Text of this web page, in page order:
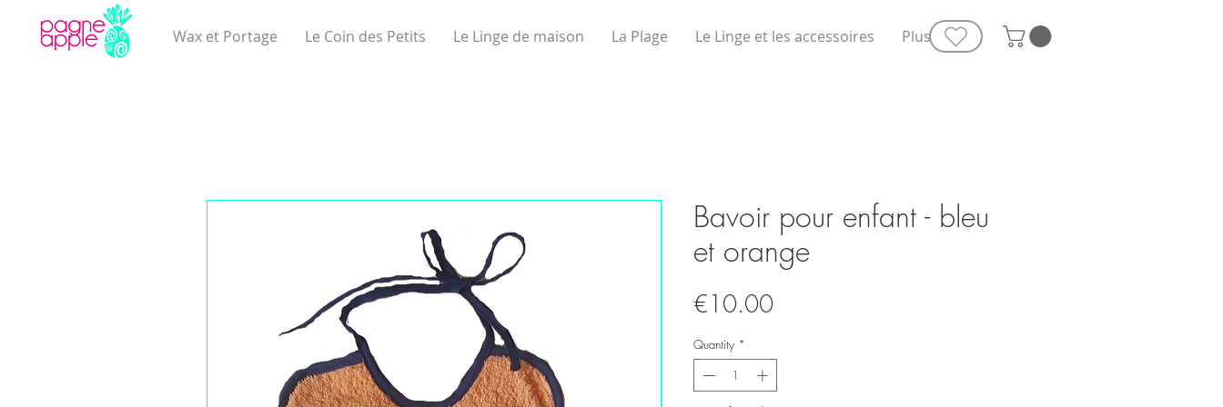
Wax et Portage Le Coin des Petits Le Linge de maison La Plage Le Linge et les accessoires Plus
Bavoir pour enfant - bleu
et orange
€10.00Price
Quantity *